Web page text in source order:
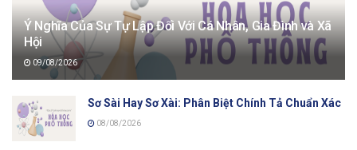
Ý Nghĩa Của Sự Tự Lập Đối Với Cá Nhân, Gia Đình và Xã
Hội
09/08/2026
Sơ Sài Hay Sơ Xài: Phân Biệt Chính Tả Chuẩn Xác
08/08/2026